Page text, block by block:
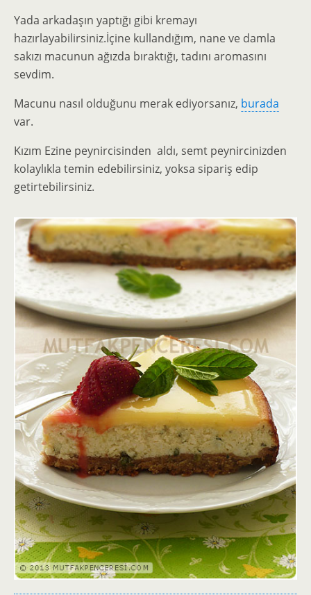
Yada arkadaşın yaptığı gibi kremayı
hazırlayabilirsiniz.İçine kullandığım, nane ve damla
sakızı macunun ağızda bıraktığı, tadını aromasını
sevdim.
Macunu nasıl olduğunu merak ediyorsanız, burada
var.
Kızım Ezine peynircisinden aldı, semt peynircinizden
kolaylıkla temin edebilirsiniz, yoksa sipariş edip
getirtebilirsiniz.